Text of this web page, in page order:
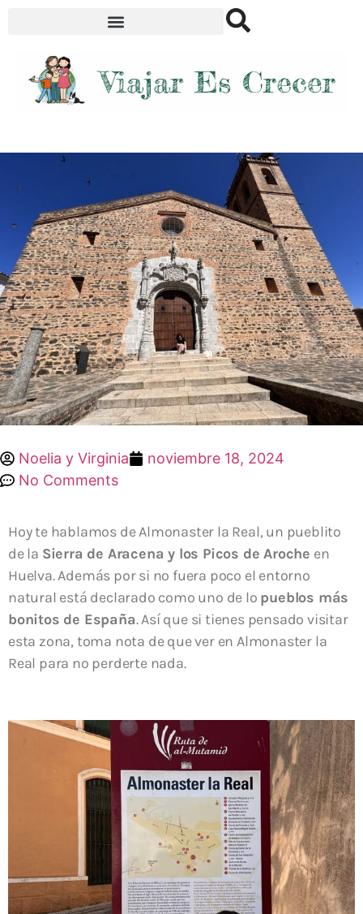
Noelia y Virginia
noviembre 18, 2024
No Comments
Hoy te hablamos de Almonaster la Real, un pueblito
de la Sierra de Aracena y los Picos de Aroche en
Huelva. Además por si no fuera poco el entorno
natural está declarado como uno de lo pueblos más
bonitos de España. Así que si tienes pensado visitar
esta zona, toma nota de que ver en Almonaster la
Real para no perderte nada.